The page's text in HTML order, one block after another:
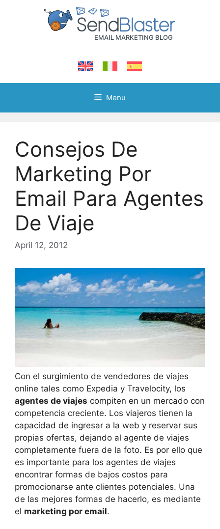
Menu
Consejos De
Marketing Por
Email Para Agentes
De Viaje
April 12, 2012
Con el surgimiento de vendedores de viajes
online tales como Expedia y Travelocity, los
agentes de viajes compiten en un mercado con
competencia creciente. Los viajeros tienen la
capacidad de ingresar a la web y reservar sus
propias ofertas, dejando al agente de viajes
completamente fuera de la foto. Es por ello que
es importante para los agentes de viajes
encontrar formas de bajos costos para
promocionarse ante clientes potenciales. Una
de las mejores formas de hacerlo, es mediante
el marketing por email.